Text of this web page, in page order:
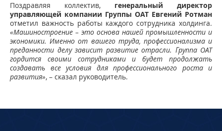
Поздравляя коллектив, генеральный директор
управляющей компании Группы ОАТ Евгений Ротман
отметил важность работы каждого сотрудника холдинга.
«Машиностроение – это основа нашей промышленности и
экономики. Именно от вашего труда, профессионализма и
преданности делу зависит развитие отрасли. Группа ОАТ
гордится своими сотрудниками и будет продолжать
создавать все условия для профессионального роста и
развития», – сказал руководитель.